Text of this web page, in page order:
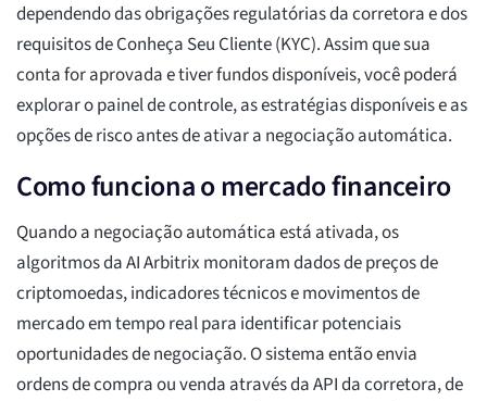
dependendo das obrigações regulatórias da corretora e dos
requisitos de Conheça Seu Cliente (KYC). Assim que sua
conta for aprovada e tiver fundos disponíveis, você poderá
explorar o painel de controle, as estratégias disponíveis e as
opções de risco antes de ativar a negociação automática.
Como funciona o mercado financeiro
Quando a negociação automática está ativada, os
algoritmos da AI Arbitrix monitoram dados de preços de
criptomoedas, indicadores técnicos e movimentos de
mercado em tempo real para identificar potenciais
oportunidades de negociação. O sistema então envia
ordens de compra ou venda através da API da corretora, de